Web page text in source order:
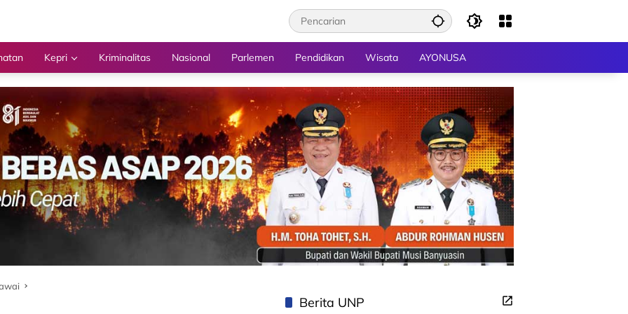
Kepri Kriminalitas Nasional Parlemen Pendidikan Wisata AYONUSA
Berita UNP